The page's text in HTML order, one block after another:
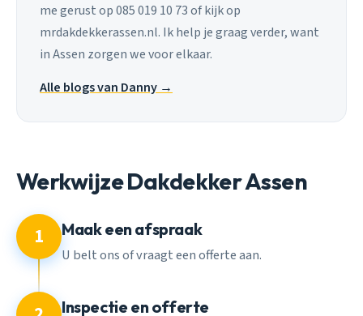
me gerust op 085 019 10 73 of kijk op
mrdakdekkerassen.nl. Ik help je graag verder, want
in Assen zorgen we voor elkaar.
Alle blogs van Danny →
Werkwijze Dakdekker Assen
1 Maak een afspraak
U belt ons of vraagt een offerte aan.
Inspectie en offerte